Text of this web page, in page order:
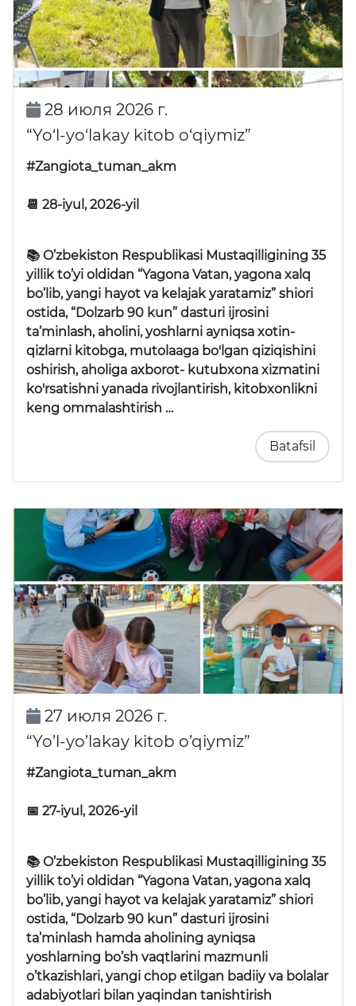
28 июля 2026 г.
“Yo‘l-yo‘lakay kitob o‘qiymiz”
#Zangiota_tuman_akm
📆 28-iyul, 2026-yil
📚 O’zbekiston Respublikasi Mustaqilligining 35
yillik to’yi oldidan “Yagona Vatan, yagona xalq
bo’lib, yangi hayot va kelajak yaratamiz” shiori
ostida, “Dolzarb 90 kun” dasturi ijrosini
ta’minlash, aholini, yoshlarni ayniqsa xotin-
qizlarni kitobga, mutolaaga bo'lgan qiziqishini
oshirish, aholiga axborot- kutubxona xizmatini
ko'rsatishni yanada rivojlantirish, kitobxonlikni
keng ommalashtirish …
Batafsil
27 июля 2026 г.
“Yo’l-yo’lakay kitob o’qiymiz”
#Zangiota_tuman_akm
📅 27-iyul, 2026-yil
📚 O’zbekiston Respublikasi Mustaqilligining 35
yillik to’yi oldidan “Yagona Vatan, yagona xalq
bo’lib, yangi hayot va kelajak yaratamiz” shiori
ostida, “Dolzarb 90 kun” dasturi ijrosini
ta’minlash hamda aholining ayniqsa
yoshlarning bo’sh vaqtlarini mazmunli
o’tkazishlari, yangi chop etilgan badiiy va bolalar
adabiyotlari bilan yaqindan tanishtirish